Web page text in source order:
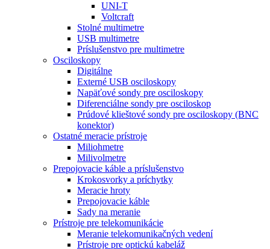
UNI-T
Voltcraft
Stolné multimetre
USB multimetre
Príslušenstvo pre multimetre
Osciloskopy
Digitálne
Externé USB osciloskopy
Napäťové sondy pre osciloskopy
Diferenciálne sondy pre osciloskop
Prúdové klieštové sondy pre osciloskopy (BNC
konektor)
Ostatné meracie prístroje
Miliohmetre
Milivolmetre
Prepojovacie káble a príslušenstvo
Krokosvorky a príchytky
Meracie hroty
Prepojovacie káble
Sady na meranie
Prístroje pre telekomunikácie
Meranie telekomunikačných vedení
Prístroje pre optickú kabeláž